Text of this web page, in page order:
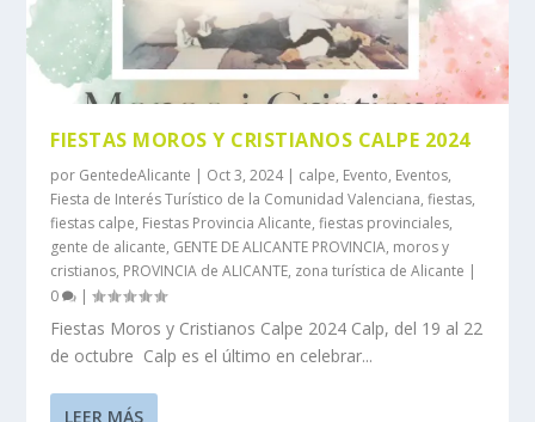
FIESTAS MOROS Y CRISTIANOS CALPE 2024
por GentedeAlicante | Oct 3, 2024| calpe, Evento, Eventos,
Fiesta de Interés Turístico de la Comunidad Valenciana,fiestas,
fiestas calpe, Fiestas Provincia Alicante,fiestas provinciales,
gente de alicante, GENTE DE ALICANTE PROVINCIA, moros y
cristianos, PROVINCIA de ALICANTE, zona turística de Alicante |
0
|
Fiestas Moros y Cristianos Calpe 2024 Calp, del 19 al 22
de octubre Calp es el último en celebrar...
LEER MÁS